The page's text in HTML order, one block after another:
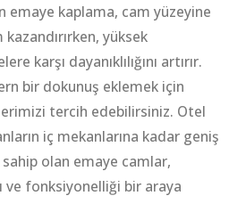
emaye kaplama, cam yüzeyine
yüksek
karşı dayanıklılığını artırır.
bir dokunuş eklemek için
tercih edebilirsiniz. Otel
iç mekanlarına kadar geniş
sahip olan emaye camlar,
ve fonksiyonelliği bir araya